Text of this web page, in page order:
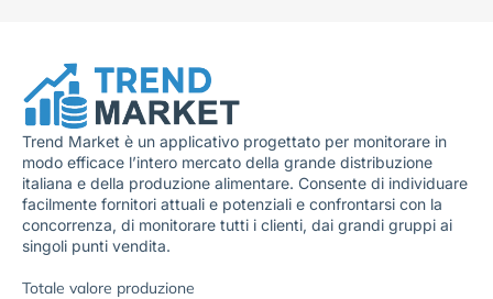
Trend Market è un applicativo progettato per monitorare in
modo efficace l’intero mercato della grande distribuzione
italiana e della produzione alimentare. Consente di individuare
facilmente fornitori attuali e potenziali e confrontarsi con la
concorrenza, di monitorare tutti i clienti, dai grandi gruppi ai
singoli punti vendita.
Totale valore produzione